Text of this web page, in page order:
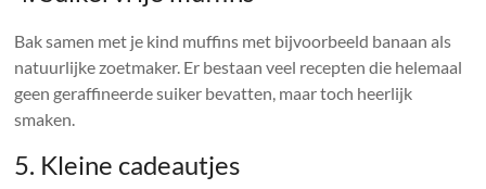
Bak samen met je kind muffins met bijvoorbeeld banaan als
natuurlijke zoetmaker. Er bestaan veel recepten die helemaal
geen geraffineerde suiker bevatten, maar toch heerlijk
smaken.
5. Kleine cadeautjes